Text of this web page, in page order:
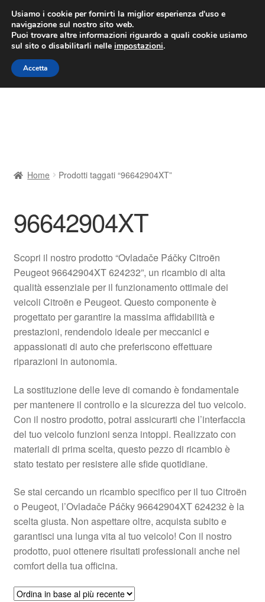
CONSEGNA da 7 EUR
Lun-Ven 9:00 - 16:00/800 580 290
Vai
alla
navigazione
Vai
al
contenuto
Contatto
Il mio account
Pagamenti
Politica sulla riservatezza
Procedura di Reclamo
Rimostranza
Spedizione in tutto il mondo
Home Prodotti taggati “96642904XT”
96642904XT
Scopri il nostro prodotto “Ovladače Páčky Citroën
Peugeot 96642904XT 624232”, un ricambio di alta
qualità essenziale per il funzionamento ottimale dei
veicoli Citroën e Peugeot. Questo componente è
progettato per garantire la massima affidabilità e
prestazioni, rendendolo ideale per meccanici e
appassionati di auto che preferiscono effettuare
riparazioni in autonomia.
La sostituzione delle leve di comando è fondamentale
per mantenere il controllo e la sicurezza del tuo veicolo.
Con il nostro prodotto, potrai assicurarti che l’interfaccia
del tuo veicolo funzioni senza intoppi. Realizzato con
materiali di prima scelta, questo pezzo di ricambio è
stato testato per resistere alle sfide quotidiane.
Se stai cercando un ricambio specifico per il tuo Citroën
o Peugeot, l’Ovladače Páčky 96642904XT 624232 è la
scelta giusta. Non aspettare oltre, acquista subito e
garantisci una lunga vita al tuo veicolo! Con il nostro
prodotto, puoi ottenere risultati professionali anche nel
comfort della tua officina.
Usiamo i cookie per fornirti la miglior esperienza d'uso e
navigazione sul nostro sito web.
Puoi trovare altre informazioni riguardo a quali cookie usiamo
sul sito o disabilitarli nelle impostazioni.
Accetta